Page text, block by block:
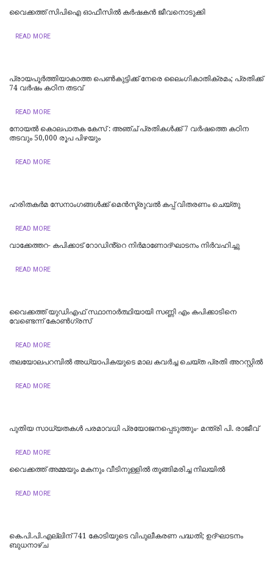
വൈക്കത്ത് സിപിഐ ഓഫീസിൽ കർഷകൻ ജീവനൊടുക്കി
READ MORE
പ്രായപൂർത്തിയാകാത്ത പെൺകുട്ടിക്ക് നേരെ ലൈംഗികാതിക്രമം; പ്രതിക്ക്
74 വർഷം കഠിന തടവ്
READ MORE
​നോയൽ കൊലപാതക കേസ് : അഞ്ച് പ്രതികൾക്ക് 7 വർഷത്തെ കഠിന
തടവും 50,000 രൂപ പിഴയും
READ MORE
ഹരിതകർമ സേനാംഗങ്ങൾക്ക് മെൻസ്ട്രുവൽ കപ്പ് വിതരണം ചെയ്തു
READ MORE
വാക്കേത്തറ- കപിക്കാട് റോഡിൻ്റെ നിർമാണോദ്ഘാടനം നിർവഹിച്ചു
READ MORE
വൈക്കത്ത് യുഡിഎഫ് സ്ഥാനാർത്ഥിയായി സണ്ണി എം കപിക്കാടിനെ
വേണ്ടെന്ന് കോൺ​ഗ്രസ്
READ MORE
തലയോലപറമ്പിൽ അധ്യാപികയുടെ മാല കവർച്ച ചെയ്ത പ്രതി അറസ്റ്റിൽ
READ MORE
പുതിയ സാധ്യതകൾ പരമാവധി പ്രയോജനപ്പെടുത്തും- മന്ത്രി പി. രാജീവ്
READ MORE
വൈക്കത്ത് അമ്മയും മകനും വീടിനുള്ളിൽ തൂങ്ങിമരിച്ച നിലയിൽ
READ MORE
കെ.പി.പി.എല്ലിന് 741 കോടിയുടെ വിപുലീകരണ പദ്ധതി; ഉദ്ഘാടനം
ബുധനാഴ്ച